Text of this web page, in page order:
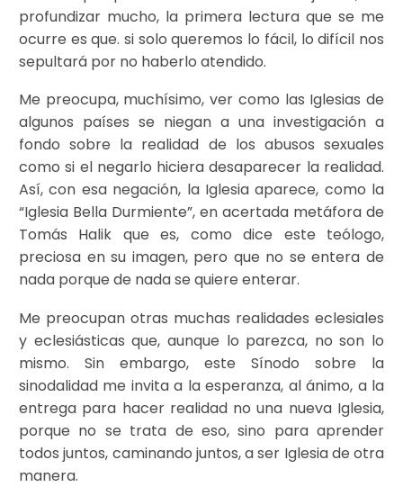
profundizar mucho, la primera lectura que se me
ocurre es que. si solo queremos lo fácil, lo difícil nos
sepultará por no haberlo atendido.
Me preocupa, muchísimo, ver como las Iglesias de
algunos países se niegan a una investigación a
fondo sobre la realidad de los abusos sexuales
como si el negarlo hiciera desaparecer la realidad.
Así, con esa negación, la Iglesia aparece, como la
“Iglesia Bella Durmiente”, en acertada metáfora de
Tomás Halik que es, como dice este teólogo,
preciosa en su imagen, pero que no se entera de
nada porque de nada se quiere enterar.
Me preocupan otras muchas realidades eclesiales
y eclesiásticas que, aunque lo parezca, no son lo
mismo. Sin embargo, este Sínodo sobre la
sinodalidad me invita a la esperanza, al ánimo, a la
entrega para hacer realidad no una nueva Iglesia,
porque no se trata de eso, sino para aprender
todos juntos, caminando juntos, a ser Iglesia de otra
manera.